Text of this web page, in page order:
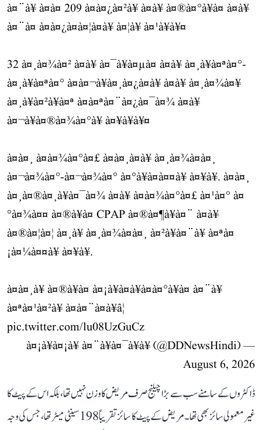
à¤¨à¥ à¤à¤ 209 à¤à¤¿à¤²à¥ à¤à¥ à¤®à¤°à¥à¤ à¤à¥
à¤¨à¤ à¤à¤¿à¤à¤¦à¤à¥ à¤¦à¥ à¤¹à¥à¥¤
32 à¤¸à¤¾à¤² à¤à¥ à¤¯à¥à¤µà¤ à¤à¥ à¤¸à¥à¤ªà¤°-
à¤¸à¥à¤ªà¤° à¤à¤¬à¥à¤¸à¤¿à¤à¥ à¤à¥ à¤¸à¤¾à¤¥
à¤¸à¥à¤²à¥à¤ª à¤à¤ªà¤¨à¤¿à¤¯à¤¾ à¤à¥
à¤¬à¥à¤®à¤¾à¤°à¥ à¤¥à¥à¥¤
à¤à¤¸ à¤à¤¾à¤°à¤£ à¤à¤¸à¤à¥ à¤¸à¤¾à¤à¤¸
à¤¬à¤¾à¤°-à¤¬à¤¾à¤° à¤°à¥à¤à¤¤à¥ à¤¥à¥. à¤à¤¸
à¤¸à¤®à¤¸à¥à¤¯à¤¾ à¤à¥ à¤à¤¾à¤°à¤£ à¤¹à¤° à¤
°à¤¾à¤¤ à¤®à¥à¤ CPAP à¤®à¤¶à¥à¤¨ à¤à¥
à¤®à¤¦à¤¦ à¤¸à¥ à¤¸à¤¾à¤à¤¸ à¤²à¥à¤¨à¥ à¤ªà¤
¡à¤¼à¤¤à¥ à¤¥à¥.
à¤à¤¸à¥ à¤®à¥à¤ à¤¡à¥à¤à¥à¤à¤°à¥à¤ à¤¨à¥
à¤ªà¤¹à¤²à¥ à¤à¤¨à¤à¥â¦
pic.twitter.com/lu08UzGuCz
— à¤¡à¥à¤¡à¥ à¤¨à¥à¤¯à¥à¥ (@DDNewsHindi)
August 6, 2026
ڈاکٹروں کے سامنے سب سے بڑا چیلنج صرف مریض کا وزن نہیں تھا، بلکہ اس کے پیٹ کا
غیر معمولی سائز بھی تھا۔ مریض کے پیٹ کا سائز تقریباً 198 سینٹی میٹر تھا، جس کی وجہ